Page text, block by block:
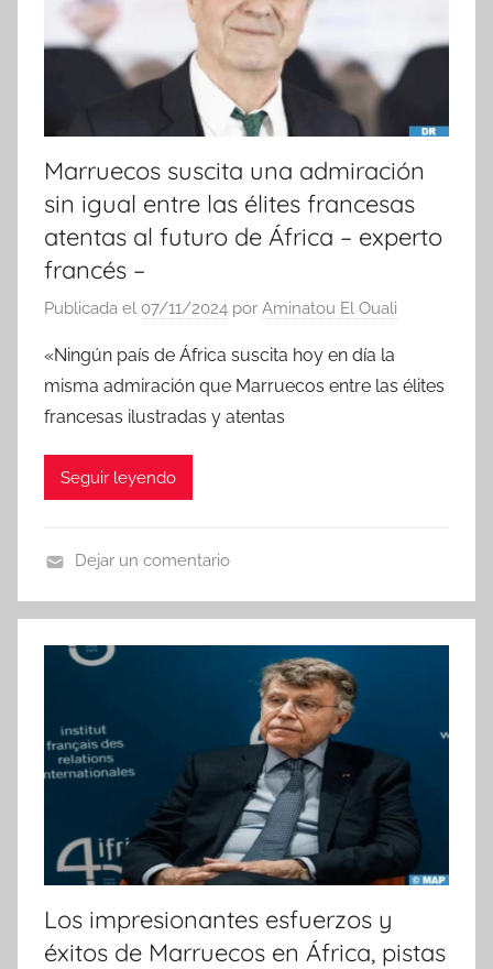
s
Marruecos suscita una admiración
sin igual entre las élites francesas
atentas al futuro de África – experto
francés –
Publicada el 07/11/2024 por Aminatou El Ouali
«Ningún país de África suscita hoy en día la
misma admiración que Marruecos entre las élites
francesas ilustradas y atentas
Seguir leyendo
o
t
Dejar un comentario
Los impresionantes esfuerzos y
éxitos de Marruecos en África, pistas